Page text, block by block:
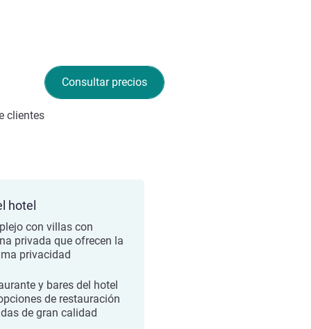
Consultar precios
clientes
hotel
con villas con
privada que ofrecen la
privacidad
y bares del hotel
de restauración
de gran calidad